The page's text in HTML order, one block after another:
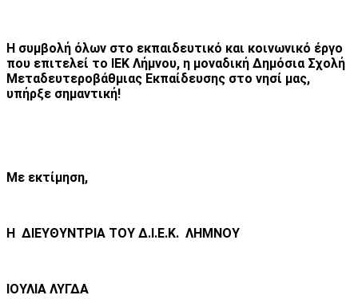
Η συμβολή όλων στο εκπαιδευτικό και κοινωνικό έργο
που επιτελεί το ΙΕΚ Λήμνου, η μοναδική Δημόσια Σχολή
Μεταδευτεροβάθμιας Εκπαίδευσης στο νησί μας,
υπήρξε σημαντική!
Με εκτίμηση,
Η ΔΙΕΥΘΥΝΤΡΙΑ ΤΟΥ Δ.Ι.Ε.Κ. ΛΗΜΝΟΥ
ΙΟΥΛΙΑ ΛΥΓΔΑ